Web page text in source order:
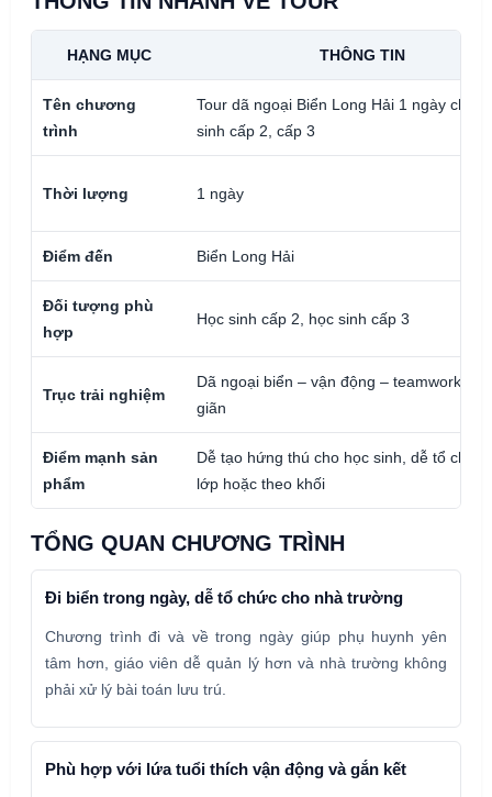
HẠNG MỤC THÔNG TIN
Tên chương
trình
Tour dã ngoại Biển Long Hải 1 ngày cho
sinh cấp 2, cấp 3
Thời lượng 1 ngày
Điểm đến Biển Long Hải
Đối tượng phù
hợp
Học sinh cấp 2, học sinh cấp 3
Trục trải nghiệm
Dã ngoại biển – vận động – teamwork –
giãn
Điểm mạnh sản
phẩm
Dễ tạo hứng thú cho học sinh, dễ tổ chức
lớp hoặc theo khối
TỔNG QUAN CHƯƠNG TRÌNH
Đi biển trong ngày, dễ tổ chức cho nhà trường
Chương trình đi và về trong ngày giúp phụ huynh yên
tâm hơn, giáo viên dễ quản lý hơn và nhà trường không
phải xử lý bài toán lưu trú.
Phù hợp với lứa tuổi thích vận động và gắn kết